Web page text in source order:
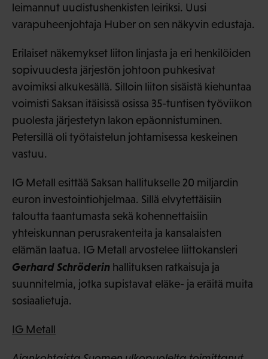
leimannut uudistushenkisten leiriksi. Uusi
varapuheenjohtaja Huber on sen näkyvin edustaja.
Erilaiset näkemykset liiton linjasta ja eri henkilöiden
sopivuudesta järjestön johtoon puhkesivat
avoimiksi alkukesällä. Silloin liiton sisäistä kiehuntaa
voimisti Saksan itäisissä osissa 35-tuntisen työviikon
puolesta järjestetyn lakon epäonnistuminen.
Petersillä oli työtaistelun johtamisessa keskeinen
vastuu.
IG Metall esittää Saksan hallitukselle 20 miljardin
euron investointiohjelmaa. Sillä elvytettäisiin
taloutta taantumasta sekä kohennettaisiin
yhteiskunnan perusrakenteita ja kansalaisten
elämän laatua. IG Metall arvostelee liittokansleri
Gerhard Schröderin hallituksen ratkaisuja ja
suunnitelmia, jotka supistavat eläke- ja eräitä muita
sosiaalietuja.
IG Metall